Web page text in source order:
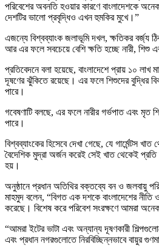
পরিবেশের অবনতি হওয়ার কারণে বাংলাদেশকে
দেশটির ভালো প্রবৃদ্ধিও এখন হুমকির মুখে।”
এজন্যে বিশ্বব্যাংক জলাভূমি দখল, ক্ষতিকর বর্জ্য
আর এর ফলে সবচেয়ে বেশি ক্ষতি হচ্ছে নারী, শিশু
প্রতিবেদনে বলা হয়েছে, বাংলাদেশে প্রায় ১০ লাখ
দূষণের ঝুঁকিতে রয়েছে। এর ফলে শিশুদের বুদ্ধির
পারে।
গবেষণাটি বলছে, এর ফলে নারীর গর্ভপাত এবং মৃত
পারে।
বিশ্বব্যাংকের হিসেবে দেখা গেছে, যে গার্মেন্টস খাত
বৈদেশিক মুদ্রা অর্জন করেই সেই খাত থেকেই প্রতি
হয়।
অনুষ্ঠানে প্রধান অতিথির বক্তব্যে বন ও জলবায়ু
মাহমুদ বলেন, “বিগত এক দশকে বাংলাদেশের
করেছে। বিশেষ করে পরিবেশ সংরক্ষণে আমরা
“আমরা ইটের ভাটা এবং অন্যান্য দূষণকারী
এবং প্রধান নগরগুলোতে নিরবিচ্ছিন্নভাবে বায়ুর